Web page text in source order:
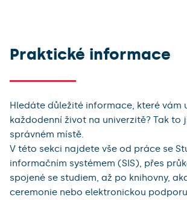
Uznávání zahraničního vzdělání
Odvolací řízení
Praktické informace
Hledáte důležité informace, které vám
každodenní život na univerzitě? Tak to
správném místě.
V této sekci najdete vše od práce se
informačním systémem (SIS), přes
spojené se studiem, až po knihovny,
ceremonie nebo elektronickou